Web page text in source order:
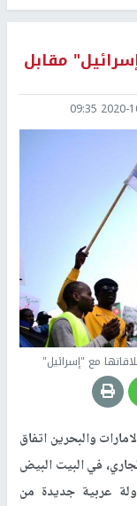
مقابل
2020-10-
مع "إسرائيل"
والبحرين اتفاق
في 15 سبتمبر الجاري، في البيت البيض
عربية جديدة من